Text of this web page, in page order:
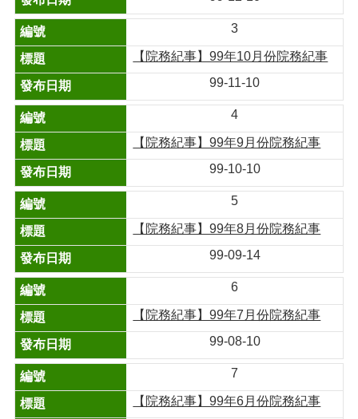
3
【院務紀事】99年10月份院務紀事
99-11-10
4
【院務紀事】99年9月份院務紀事
99-10-10
5
【院務紀事】99年8月份院務紀事
99-09-14
6
【院務紀事】99年7月份院務紀事
99-08-10
7
【院務紀事】99年6月份院務紀事